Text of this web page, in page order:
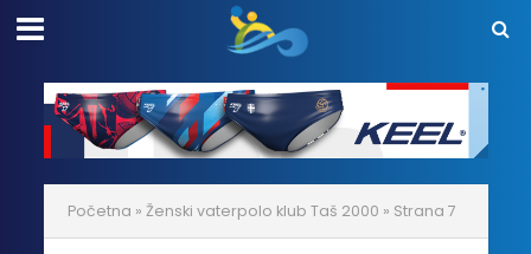
Početna » Ženski vaterpolo klub Taš 2000 » Strana 7